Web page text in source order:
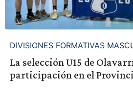
DIVISIONES FORMATIVAS
La selección U15 de
participación en el